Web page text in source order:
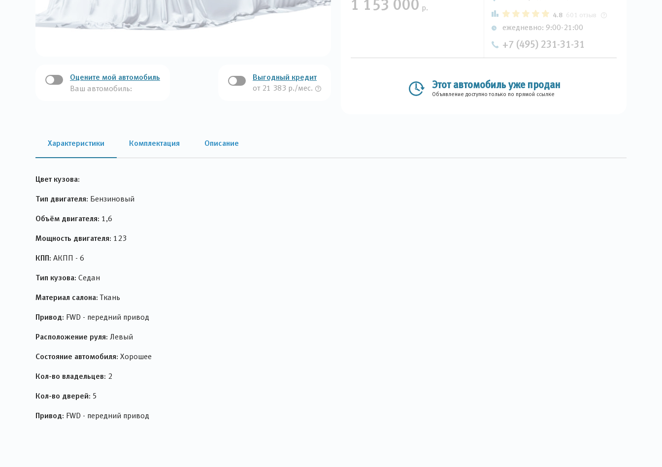
Оцените мой автомобиль
Ваш автомобиль:
Выгодный кредит
от 21 383 р./мес.
1 153 000 р.
4.8 601 отзыв
ежедневно: 9:00-21:00
+7 (495) 231-31-31
Этот автомобиль уже продан
Объявление доступно только по прямой ссылке
Характеристики Комплектация Описание
Цвет кузова:
Тип двигателя: Бензиновый
Объём двигателя: 1,6
Мощность двигателя: 123
КПП: АКПП - 6
Тип кузова: Седан
Материал салона: Ткань
Привод: FWD - передний привод
Расположение руля: Левый
Состояние автомобиля: Хорошее
Кол-во владельцев: 2
Кол-во дверей: 5
Привод: FWD - передний привод